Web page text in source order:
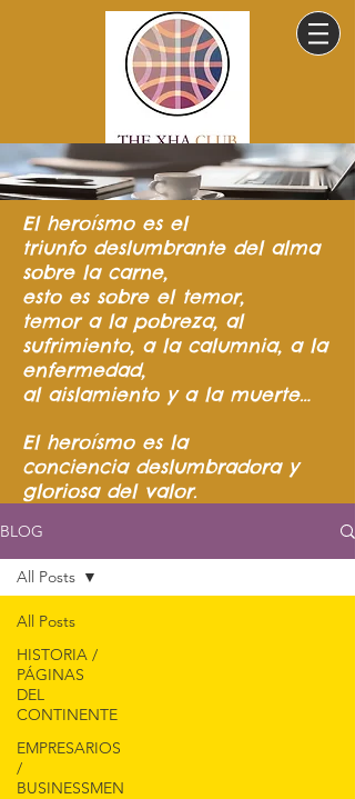
El heroísmo es el
triunfo deslumbrante del alma
sobre la carne,
esto es sobre el temor,
temor a la pobreza, al
sufrimiento, a la calumnia, a la
enfermedad,
al aislamiento y a la muerte…
El heroísmo es la
conciencia deslumbradora y
gloriosa del valor.
BLOG
All Posts
HISTORIA /
PÁGINAS
DEL
CONTINENTE
EMPRESARIOS
/
BUSINESSMEN
All Posts